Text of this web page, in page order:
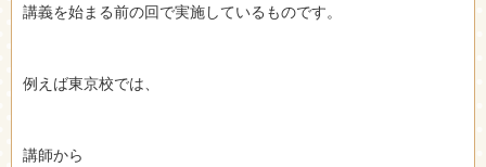
講義を始まる前の回で実施しているものです。
例えば東京校では、
講師から